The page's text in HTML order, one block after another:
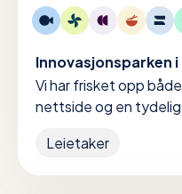
Innovasjonsparken
Vi har frisket opp
nettside og en
Leietaker